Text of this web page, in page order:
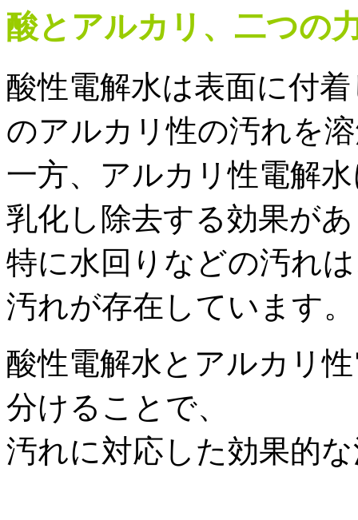
酸とアルカリ、 二つの
酸性電解水は表面に付
のアルカリ性の汚れを
一方、アルカリ性電解
乳化し除去する効果が
特に水回りなどの汚れ
汚れが存在しています。
酸性電解水とアルカリ
分けることで、
汚れに対応した効果的